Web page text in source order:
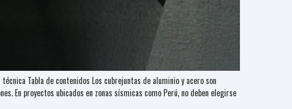
Tabla de contenidos Los cubrejuntas de aluminio y acero son
En proyectos ubicados en zonas sísmicas como Perú, no deben elegirse